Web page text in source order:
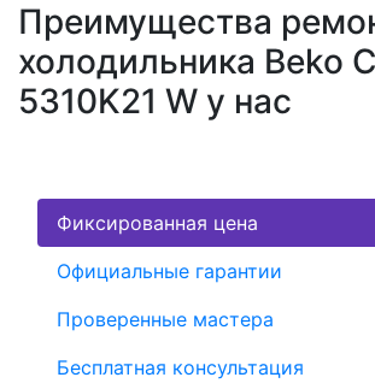
Преимущества
холодильника Beko
5310K21 W у нас
Фиксированная цена
Официальные гарантии
Проверенные мастера
Бесплатная консультация